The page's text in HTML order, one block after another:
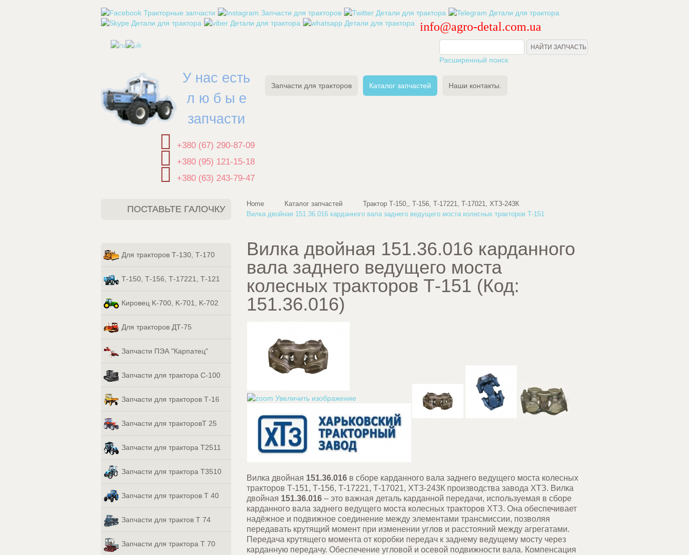
info@agro-detal.com.ua
Расширенный поиск
У нас есть
л ю б ы е
запчасти
+380 (67) 290-87-09
+380 (95) 121-15-18
+380 (63) 243-79-47
Запчасти для тракторов Каталог запчастей Наши контакты.
Home Каталог запчастей
Трактор Т-150,, Т-156, Т-17221, Т-17021, ХТЗ-243К
Вилка двойная 151.36.016 карданного вала заднего ведущего моста колесных тракторов Т-151
Вилка двойная 151.36.016 карданного
вала заднего ведущего моста
колесных тракторов Т-151 (Код:
151.36.016)
Увеличить изображение
Вилка двойная 151.36.016 в сборе карданного вала заднего ведущего моста колесных
тракторов Т-151, Т-156, Т-17221, Т-17021, ХТЗ-243К производства завода ХТЗ. Вилка
двойная 151.36.016 –это важная деталь карданной передачи, используемая в сборе
карданного вала заднего ведущего моста колесных тракторов ХТЗ. Она обеспечивает
надёжное и подвижное соединение между элементами трансмиссии, позволяя
передавать крутящий момент при изменении углов и расстояний между агрегатами.
Передача крутящего момента от коробки передач к заднему ведущему мосту через
карданную передачу. Обеспечение угловой и осевой подвижности вала. Компенсация
ПОСТАВЬТЕ ГАЛОЧКУ
Для тракторов Т-130, Т-170
Т-150, Т-156, Т-17221, Т-121
Кировец K-700, K-701, K-702
Для тракторов ДТ-75
Запчасти ПЭА "Карпатец"
Запчасти для трактора С-100
Запчасти для тракторов Т-16
Запчасти для тракторовТ 25
Запчасти для трактора Т2511
Запчасти для трактора Т3510
Запчасти для тракторов Т 40
Запчасти для трактов Т 74
Запчасти для трактора Т 70